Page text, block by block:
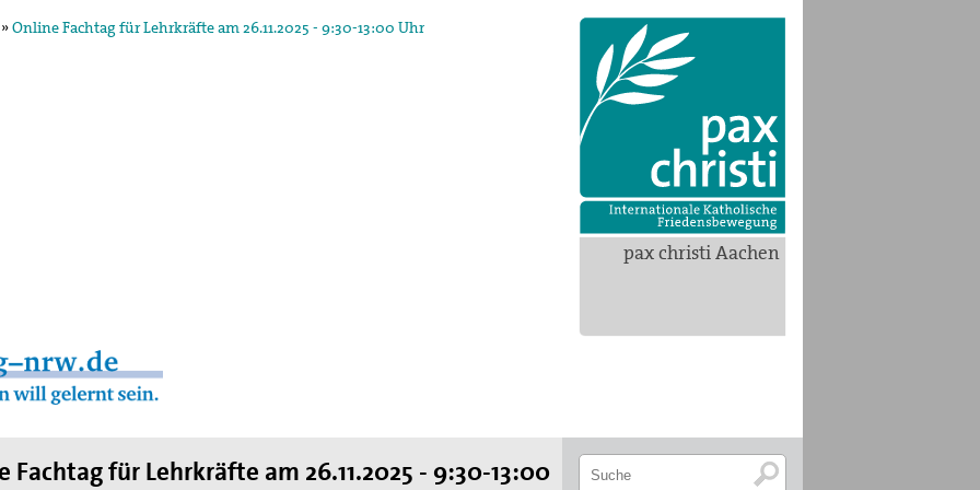
pax christi Aachen
»Online Fachtag für Lehrkräfte am 26.11.2025 - 9:30-13:00 Uhr
Fachtag für Lehrkräfte am 26.11.2025 - 9:30-13:00